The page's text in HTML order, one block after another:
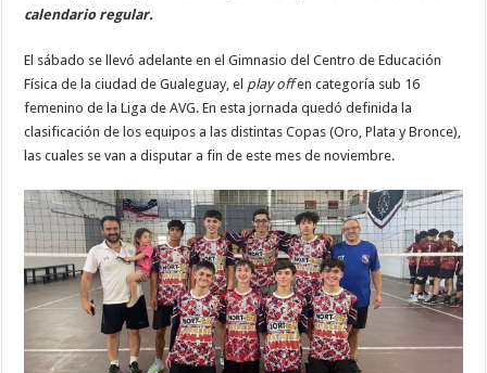
calendario regular.
El sábado se llevó adelante en el Gimnasio del Centro de Educación
Física de la ciudad de Gualeguay, el play offen categoría sub 16
femenino de la Liga de AVG. En esta jornada quedó definida la
clasificación de los equipos a las distintas Copas (Oro, Plata y Bronce),
las cuales se van a disputar a fin de este mes de noviembre.